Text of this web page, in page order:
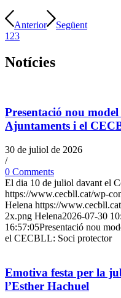
Anterior
Següent
123
Notícies
Presentació nou
Ajuntaments i el
30 de juliol de 2026
/
0 Comments
El dia 10 de juliol davant el
https://www.cecbll.cat/wp-
Helena https://
2x.png Helena2026-07-30
16:57:05Presentació nou
el CECBLL: Soci protector
Emotiva festa per la
l’Esther Hachuel